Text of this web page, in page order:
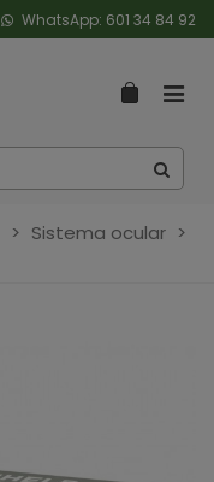
WhatsApp: 601 34 84 92
> Sistema ocular >